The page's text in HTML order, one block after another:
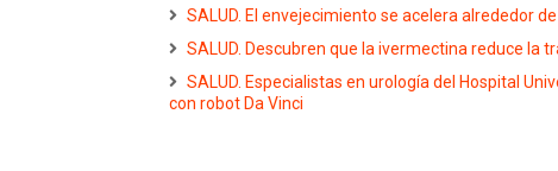
SALUD. El envejecimiento se acelera alrededor
SALUD. Descubren que la ivermectina reduce la
SALUD. Especialistas en urología del Hospital
con robot Da Vinci